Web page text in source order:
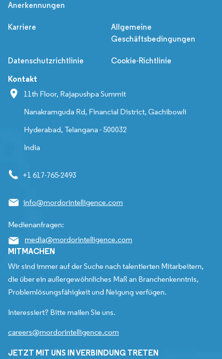
Anerkennungen
Karriere
Allgemeine
Geschäftsbedingungen
Datenschutzrichtlinie Cookie-Richtlinie
Kontakt
11th Floor, Rajapushpa Summit
Nanakramguda Rd, Financial District, Gachibowli
Hyderabad, Telangana - 500032
India
+1 617-765-2493
info@mordorintelligence.com
Medienanfragen:
media@mordorintelligence.com
MITMACHEN
Wir sind immer auf der Suche nach talentierten Mitarbeitern,
die über ein außergewöhnliches Maß an Branchenkenntnis,
Problemlösungsfähigkeit und Neigung verfügen.
Interessiert? Bitte mailen Sie uns.
careers@mordorintelligence.com
JETZT MIT UNS IN VERBINDUNG TRETEN